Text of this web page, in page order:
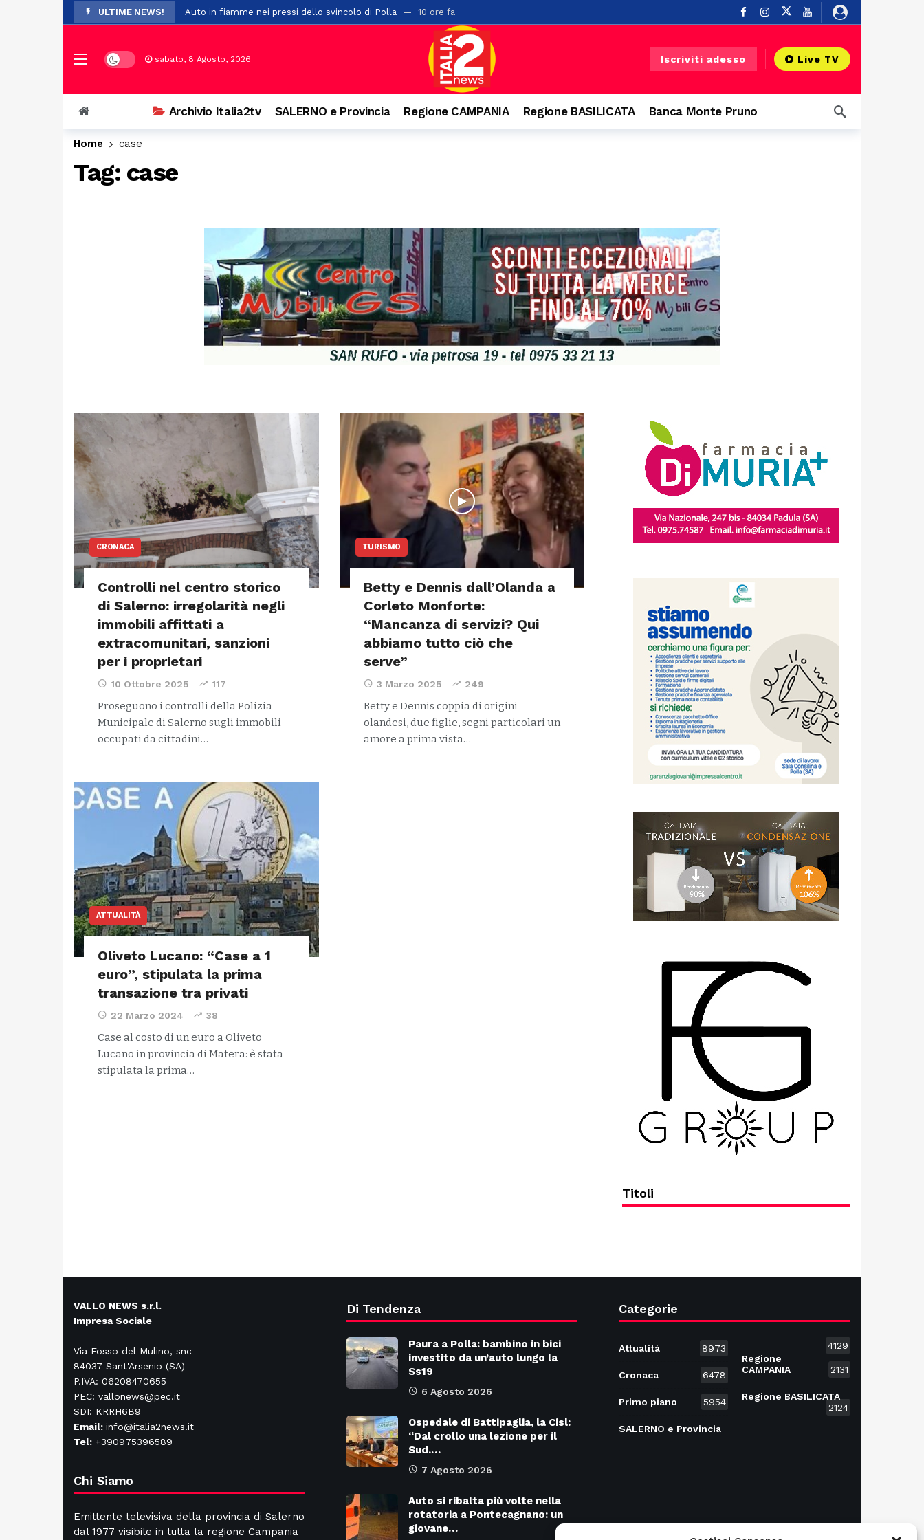
ULTIME NEWS! Auto in fiamme nei pressi dello svincolo di Polla 10 ore fa
Il maltempo provoca la caduta di alberi sulla “Bussentina”: chiuso temporaneamente un tratto a Buonabitacolo
Pompei, nuovo studio su Oplontis: pane e cereali alla base della dieta romana
Premio Terre del Bussento, si chiude l’undicesima edizione: tre serate di spettacolo, cultura e grandi protagonisti
Ostello del centro storico di Salerno con 42 posti letto abusivi: scatta la sospensione dell’attività
Dark mode sabato, 8 Agosto, 2026 Iscriviti adesso Live TV
Archivio Italia2tv SALERNO e Provincia Regione CAMPANIA Regione BASILICATA Banca Monte Pruno
Home case
Tag: case
CRONACA
Controlli nel centro storico
di Salerno: irregolarità negli
immobili affittati a
extracomunitari, sanzioni
per i proprietari
10 Ottobre 2025 117
Proseguono i controlli della Polizia
Municipale di Salerno sugli immobili
occupati da cittadini…
TURISMO
Betty e Dennis dall’Olanda a
Corleto Monforte:
“Mancanza di servizi? Qui
abbiamo tutto ciò che
serve”
3 Marzo 2025 249
Betty e Dennis coppia di origini
olandesi, due figlie, segni particolari un
amore a prima vista…
ATTUALITÀ
Oliveto Lucano: “Case a 1
euro”, stipulata la prima
transazione tra privati
22 Marzo 2024 38
Case al costo di un euro a Oliveto
Lucano in provincia di Matera: è stata
stipulata la prima…
Titoli
VALLO NEWS s.r.l.
Impresa Sociale
Via Fosso del Mulino, snc
84037 Sant'Arsenio (SA)
P.IVA: 06208470655
PEC: vallonews@pec.it
SDI: KRRH6B9
Email: info@italia2news.it
Tel: +390975396589
Chi Siamo
Emittente televisiva della provincia di Salerno
dal 1977 visibile in tutta la regione Campania
Di Tendenza
Paura a Polla: bambino in bici
investito da un’auto lungo la
Ss19
6 Agosto 2026
Ospedale di Battipaglia, la Cisl:
“Dal crollo una lezione per il
Sud.…
7 Agosto 2026
Auto si ribalta più volte nella
rotatoria a Pontecagnano: un
giovane…
Categorie
Attualità 8973
Cronaca 6478
Primo piano 5954
SALERNO e Provincia
4129
Regione
CAMPANIA
2131
Regione BASILICATA
2124